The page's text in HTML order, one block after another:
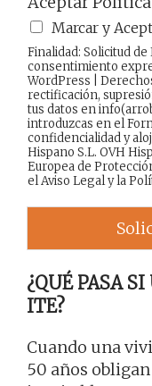
Marcar y
Finalidad: Solicitud
consentimiento
WordPress |
rectificación,
tus datos en
introduzcas en el
confidencialidad y
Hispano S.L. OVH
Europea de
elAviso Legaly la
¿QUÉ PASA
ITE?
Cuando una
50 años